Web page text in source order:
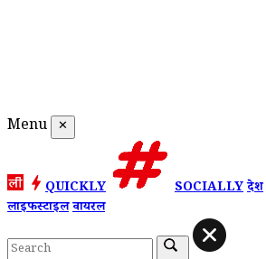
Menu ✕
QUICKLY SOCIALLYदेश
लाइफस्टाइलवायरल